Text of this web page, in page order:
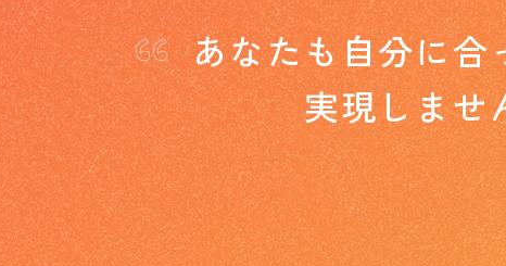
“ あなたも自分に合
実現しませ